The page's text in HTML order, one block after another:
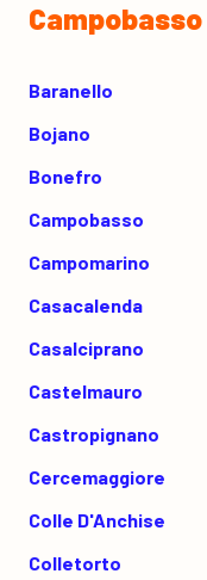
Campobasso
Baranello
Bojano
Bonefro
Campobasso
Campomarino
Casacalenda
Casalciprano
Castelmauro
Castropignano
Cercemaggiore
Colle D'Anchise
Colletorto